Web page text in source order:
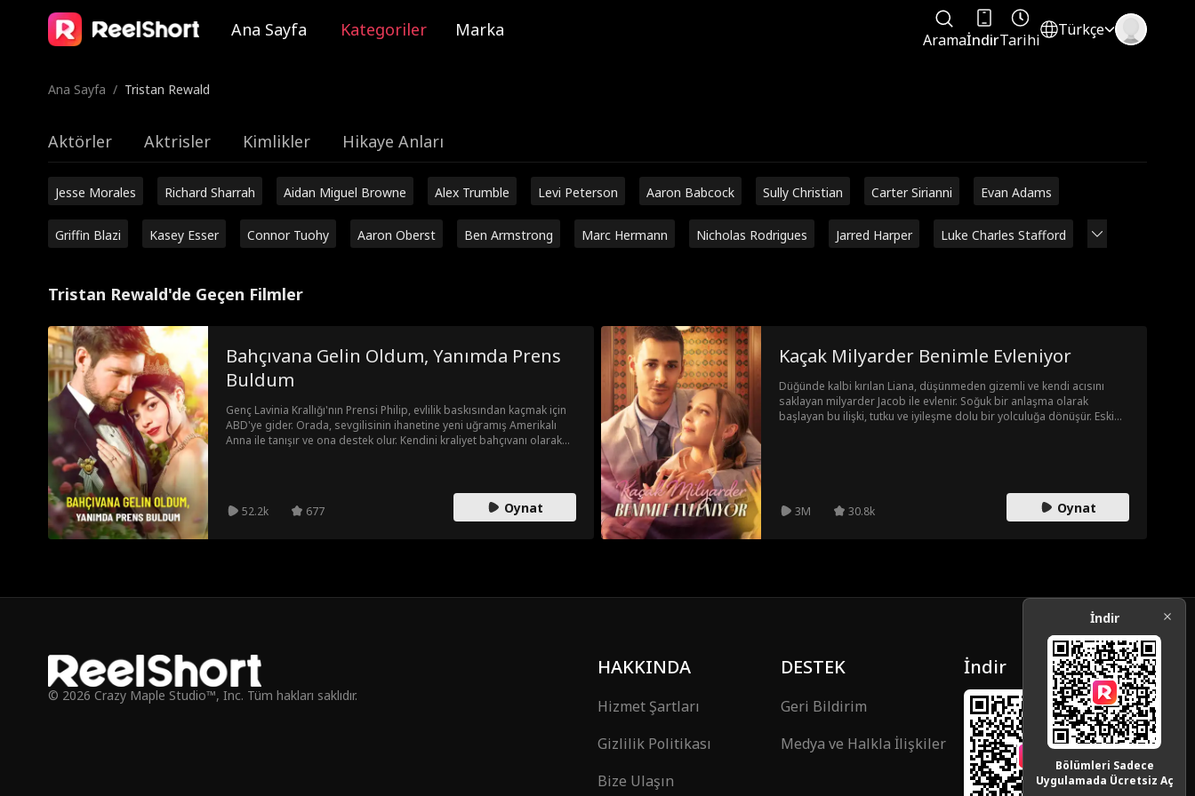
Ana Sayfa Kategoriler Marka AramaİndirTarihi
Türkçe
Ana Sayfa / Tristan Rewald
Aktörler Aktrisler Kimlikler Hikaye Anları
Jesse Morales Richard Sharrah Aidan Miguel Browne Alex Trumble Levi Peterson Aaron Babcock Sully Christian Carter Sirianni Evan Adams
Griffin Blazi Kasey Esser Connor Tuohy Aaron Oberst Ben Armstrong Marc Hermann Nicholas Rodrigues Jarred Harper Luke Charles Stafford
Tristan Rewald'de Geçen Filmler
Bahçıvana Gelin Oldum, Yanımda Prens
Buldum
Genç Lavinia Krallığı'nın Prensi Philip, evlilik baskısından kaçmak için
ABD'ye gider. Orada, sevgilisinin ihanetine yeni uğramış Amerikalı
Anna ile tanışır ve ona destek olur. Kendini kraliyet bahçıvanı olarak
kalan şirketi devralmasına ve kraliyet portrelerinin kullanım iznini
almasına yardımcı olur. Sonunda gerçek kimliğini açıklayan Philip,
52.2k 677 Oynat
Kaçak Milyarder Benimle Evleniyor
Düğünde kalbi kırılan Liana, düşünmeden gizemli ve kendi acısını
saklayan milyarder Jacob ile evlenir. Soğuk bir anlaşma olarak
başlayan bu ilişki, tutku ve iyileşme dolu bir yolculuğa dönüşür. Eski
3M 30.8k Oynat
© 2026 Crazy Maple Studio™, Inc. Tüm hakları saklıdır.
HAKKINDA
Hizmet Şartları
Gizlilik Politikası
Bize Ulaşın
DESTEK
Geri Bildirim
Medya ve Halkla İlişkiler
İndir
İndir
Bölümleri Sadece
Uygulamada Ücretsiz Aç